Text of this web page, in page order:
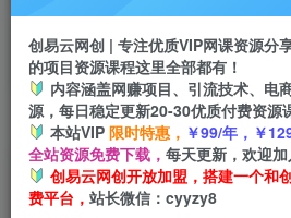
挂机 项目
脚本卡密
首页 创业课程 会员专属 正文
（6841期）外面收费108的听
音虚拟电子打印头像语音播报
创易云网创 | 专注优质VIP网课资源分
的项目资源课程这里全部都有！
内容涵盖网赚项目、引流技术、电
源，每日稳定更新20-30优质付费资源
本站VIP 限时特惠， ￥99/年，￥
全站资源免费下载， 每天更新，欢迎加
创易云网创开放加盟，搭建一个和
费平台， 站长微信：cyyzy8